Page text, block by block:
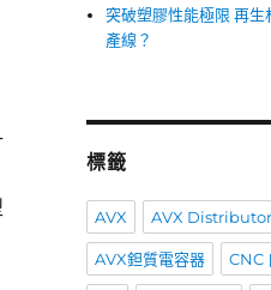
突破塑膠性能極限 再
產線？
標籤
AVX AVX Distributor
AVX鉭質電容器 CNC